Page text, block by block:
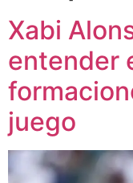
Xabi
entender
juego